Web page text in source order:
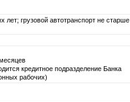
лет; грузовой автотранспорт не старше
кредитное подразделение Банка
рабочих)